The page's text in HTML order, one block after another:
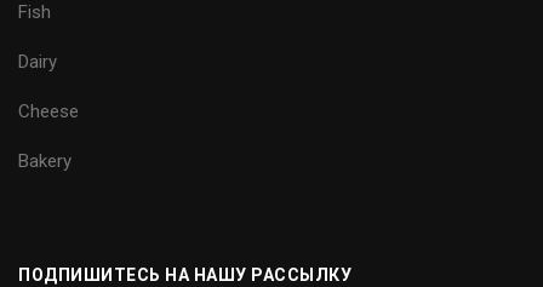
Fish
Dairy
Cheese
Bakery
ПОДПИШИТЕСЬ НА НАШУ РАССЫЛКУ